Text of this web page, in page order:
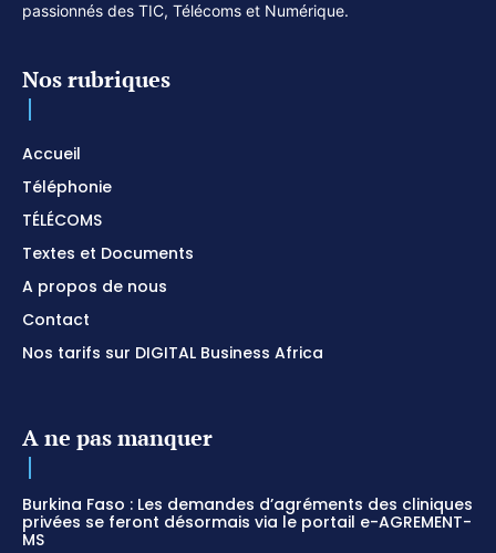
passionnés des TIC, Télécoms et Numérique.
Nos rubriques
Accueil
Téléphonie
TÉLÉCOMS
Textes et Documents
A propos de nous
Contact
Nos tarifs sur DIGITAL Business Africa
A ne pas manquer
Burkina Faso : Les demandes d’agréments des cliniques
privées se feront désormais via le portail e-AGREMENT-
MS